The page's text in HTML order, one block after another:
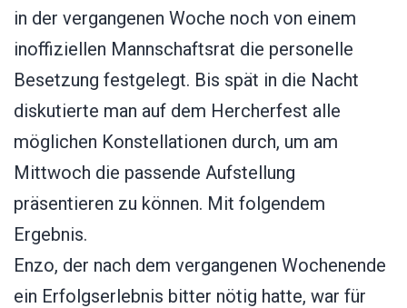
in der vergangenen Woche noch von einem
inoffiziellen Mannschaftsrat die personelle
Besetzung festgelegt. Bis spät in die Nacht
diskutierte man auf dem Hercherfest alle
möglichen Konstellationen durch, um am
Mittwoch die passende Aufstellung
präsentieren zu können. Mit folgendem
Ergebnis.
Enzo, der nach dem vergangenen Wochenende
ein Erfolgserlebnis bitter nötig hatte, war für